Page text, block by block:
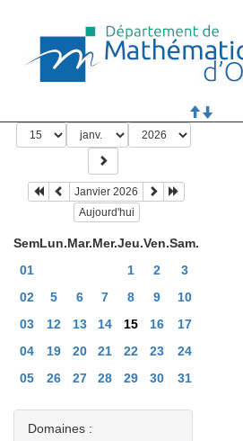
Janvier 2026
Aujourd'hui
SemLun.Mar.Mer.Jeu.Ven.Sam.
01
1 2
3
02
5 6 7 8 9
10
03
12 13 14 15 16
17
04
19 20 21 22 23
24
05
26 27 28 29 30 31
Domaines :